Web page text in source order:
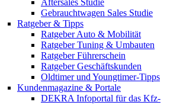
Gebrauchtwagen Sales Studie
Ratgeber & Tipps
Ratgeber Auto & Mobilität
Ratgeber Tuning & Umbauten
Ratgeber Führerschein
Ratgeber Geschäftskunden
Oldtimer und Youngtimer-Tipps
Kundenmagazine & Portale
DEKRA Infoportal für das Kfz-